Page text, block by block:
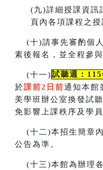
(九)詳細授課資訊
頁內各項課程之授
(十)請事先審酌個
素後報名，並全程參
(十一)試聽週：
於課前2日前通知本館
美學班辦公室換發試聽
免影響上課秩序及學
(十二)本招生簡章
公告為準。
(十三)本館為辦理